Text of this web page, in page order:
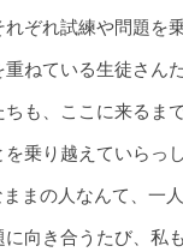
ぞれ試練や問題を
重ねている生徒さん
も、ここに来るま
乗り越えていらっ
まの人なんて、一
向き合うたび、私